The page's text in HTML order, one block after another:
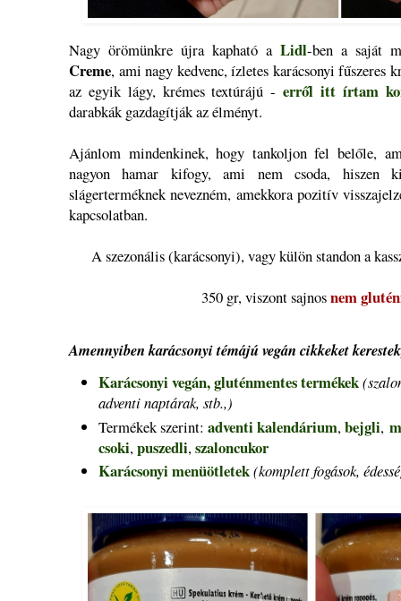
Nagy örömünkre újra kapható a Lidl-ben a saját
Creme, ami nagy kedvenc, ízletes karácsonyi fűszeres
az egyik lágy, krémes textúrájú -erről itt írtam
darabkák gazdagítják az élményt.
Ajánlom mindenkinek, hogy tankoljon fel belőle,
nagyon hamar kifogy, ami nem csoda, hiszen
slágerterméknek nevezném, amekkora pozitív
kapcsolatban.
A szezonális (karácsonyi), vagy külön standon a
350 gr, viszont sajnosnem
Amennyiben karácsonyi témájú vegán cikkeket
Karácsonyi vegán, gluténmentes termékek
adventi naptárak, stb.,)
Termékek szerint: adventi kalendárium,bejgli,
csoki,puszedli,szaloncukor
Karácsonyi menüötletek(komplett fogások,